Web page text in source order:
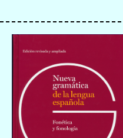
お買い物を続ける